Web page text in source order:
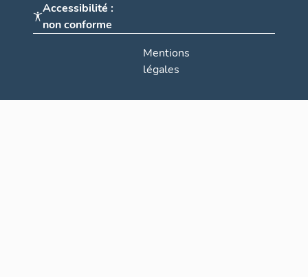
Accessibilité :
non conforme
Mentions
légales